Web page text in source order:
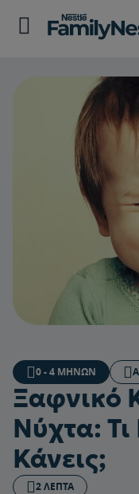
0 - 4 ΜΗΝΏΝ
Ξαφνικό
Νύχτα:
Κάνεις;
2 ΛΕΠΤΆ